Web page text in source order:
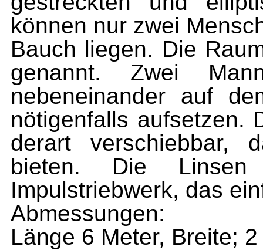
können nur zwei
Bauch liegen. Die
genannt. Zwei
nebeneinander auf
nötigenfalls aufsetzen.
derart verschiebbar,
bieten. Die
Impulstriebwerk, das
Abmessungen:
Länge 6 Meter, Breite;